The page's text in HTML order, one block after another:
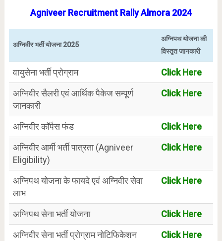
Agniveer Recruitment Rally Almora2024
अग्निवीर भर्ती योजना 2025
अग्निपथ योजना की
विस्तृत जानकारी
वायुसेना भर्ती प्रोग्राम
Click Here
अग्निवीर सैलरी एवं आर्थिक पैकेज सम्पूर्ण
जानकारी
Click Here
अग्निवीर कॉर्पस फंड
Click Here
अग्निवीर आर्मी भर्ती पात्रता (Agniveer
Eligibility)
Click Here
अग्निपथ योजना के फायदे एवं अग्निवीर सेवा
लाभ
Click Here
अग्निपथ सेना भर्ती योजना
Click Here
अग्निवीर सेना भर्ती प्रोग्राम नोटिफिकेशन
Click Here